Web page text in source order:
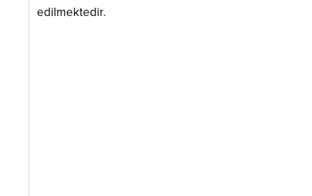
edilmektedir.